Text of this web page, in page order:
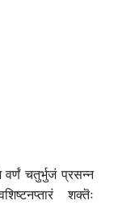
चतुर्भुजं प्रसन्न
शक्तॆः